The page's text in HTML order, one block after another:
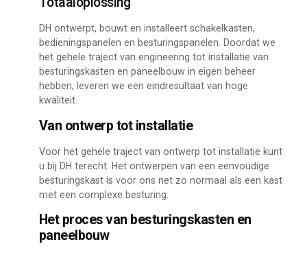
DH ontwerpt, bouwt en installeert schakelkasten,
bedieningspanelen en besturingspanelen. Doordat we
het gehele traject van engineering tot installatie van
besturingskasten en paneelbouw in eigen beheer
hebben, leveren we een eindresultaat van hoge
kwaliteit.
Van ontwerp tot installatie
Voor het gehele traject van ontwerp tot installatie kunt
u bij DH terecht. Het ontwerpen van een eenvoudige
besturingskast is voor ons net zo normaal als een kast
met een complexe besturing.
Het proces van besturingskasten en
paneelbouw